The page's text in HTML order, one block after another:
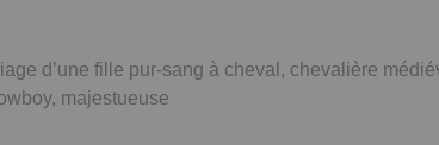
d’une fille pur-sang à cheval, chevalière
majestueuse